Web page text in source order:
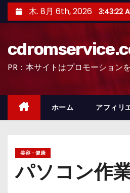
ン
ッ
木. 8月 6th, 2026 3:43:23
PR：本サイトはプロモーション
ホーム アフィリ
美容・健康
パソコン作